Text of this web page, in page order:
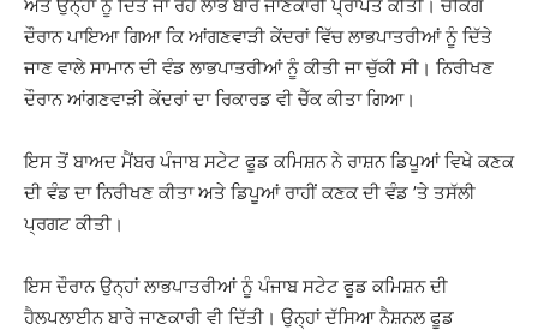
ਅਤੇ ਉਨ੍ਹਾਂ ਨੂੰ ਦਿੱਤੇ ਜਾ ਰਹੇ ਲਾਭ ਬਾਰੇ ਜਾਣਕਾਰੀ ਪ੍ਰਾਪਤ ਕੀਤੀ। ਚੈਕਿੰਗ
ਦੌਰਾਨ ਪਾਇਆ ਗਿਆ ਕਿ ਆਂਗਣਵਾੜੀ ਕੇਂਦਰਾਂ ਵਿੱਚ ਲਾਭਪਾਤਰੀਆਂ ਨੂੰ ਦਿੱਤੇ
ਜਾਣ ਵਾਲੇ ਸਾਮਾਨ ਦੀ ਵੰਡ ਲਾਭਪਾਤਰੀਆਂ ਨੂੰ ਕੀਤੀ ਜਾ ਚੁੱਕੀ ਸੀ। ਨਿਰੀਖਣ
ਦੌਰਾਨ ਆਂਗਣਵਾੜੀ ਕੇਂਦਰਾਂ ਦਾ ਰਿਕਾਰਡ ਵੀ ਚੈੱਕ ਕੀਤਾ ਗਿਆ।
ਇਸ ਤੋਂ ਬਾਅਦ ਮੈਂਬਰ ਪੰਜਾਬ ਸਟੇਟ ਫੂਡ ਕਮਿਸ਼ਨ ਨੇ ਰਾਸ਼ਨ ਡਿਪੂਆਂ ਵਿਖੇ ਕਣਕ
ਦੀ ਵੰਡ ਦਾ ਨਿਰੀਖਣ ਕੀਤਾ ਅਤੇ ਡਿਪੂਆਂ ਰਾਹੀਂ ਕਣਕ ਦੀ ਵੰਡ ’ਤੇ ਤਸੱਲੀ
ਪ੍ਰਗਟ ਕੀਤੀ।
ਇਸ ਦੌਰਾਨ ਉਨ੍ਹਾਂ ਲਾਭਪਾਤਰੀਆਂ ਨੂੰ ਪੰਜਾਬ ਸਟੇਟ ਫੂਡ ਕਮਿਸ਼ਨ ਦੀ
ਹੈਲਪਲਾਈਨ ਬਾਰੇ ਜਾਣਕਾਰੀ ਵੀ ਦਿੱਤੀ। ਉਨ੍ਹਾਂ ਦੱਸਿਆ ਨੈਸ਼ਨਲ ਫੂਡ